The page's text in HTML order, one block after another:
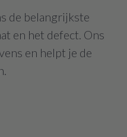
de belangrijkste
en het defect. Ons
en helpt je de